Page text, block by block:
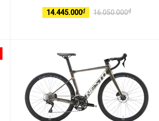
14.445.000₫ 16.050.000₫